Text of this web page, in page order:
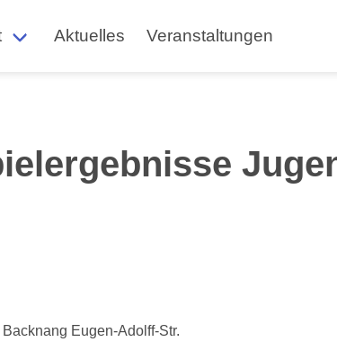
Aktuelles Veranstaltungen
Eugen-Adolff-Str.